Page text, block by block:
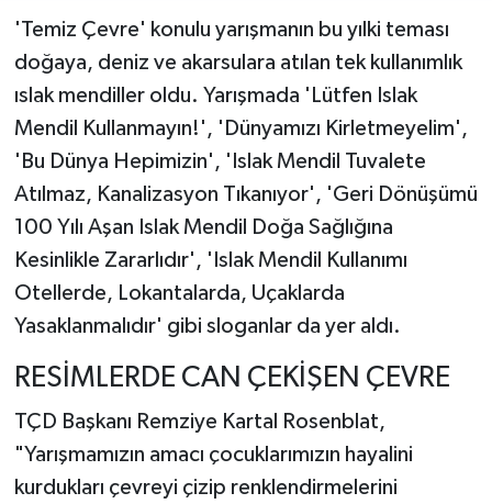
'Temiz Çevre' konulu yarışmanın bu yılki teması
doğaya, deniz ve akarsulara atılan tek kullanımlık
ıslak mendiller oldu. Yarışmada 'Lütfen Islak
Mendil Kullanmayın!', 'Dünyamızı Kirletmeyelim',
'Bu Dünya Hepimizin', 'Islak Mendil Tuvalete
Atılmaz, Kanalizasyon Tıkanıyor', 'Geri Dönüşümü
100 Yılı Aşan Islak Mendil Doğa Sağlığına
Kesinlikle Zararlıdır', 'Islak Mendil Kullanımı
Otellerde, Lokantalarda, Uçaklarda
Yasaklanmalıdır' gibi sloganlar da yer aldı.
RESİMLERDE CAN ÇEKİŞEN ÇEVRE
TÇD Başkanı Remziye Kartal Rosenblat,
"Yarışmamızın amacı çocuklarımızın hayalini
kurdukları çevreyi çizip renklendirmelerini
Magazin
Resmi İlan
Sağlık & Yaşam
Siyaset
Spor